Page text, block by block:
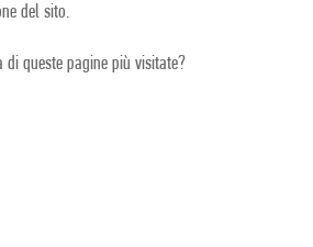
del sito.
queste pagine più visitate?